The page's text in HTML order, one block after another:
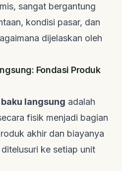
sangat bergantung
kondisi pasar, dan
dijelaskan oleh
Fondasi Produk
langsung adalah
fisik menjadi bagian
akhir dan biayanya
ke setiap unit